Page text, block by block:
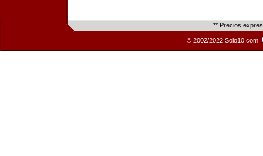
** Precios
© 2002/2022 Solo10.com